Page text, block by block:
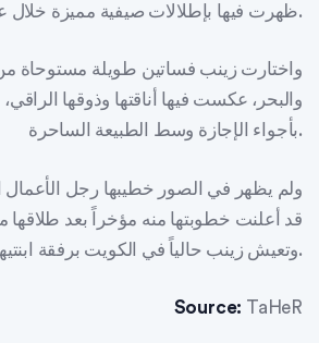
ظهرت فيها بإطلالات صيفية مميزة خلال عطلتها على البحر.
واختارت زينب فساتين طويلة مستوحاة
والبحر، عكست فيها أناقتها وذوقها
بأجواء الإجازة وسط الطبيعة الساحرة.
ولم يظهر في الصور خطيبها رجل الأعمال
قد أعلنت خطوبتها منه مؤخراً بعد طلاقها
وتعيش زينب حالياً في الكويت برفقة ابنتيها دانييلا ورهف.
Source: TaHeR